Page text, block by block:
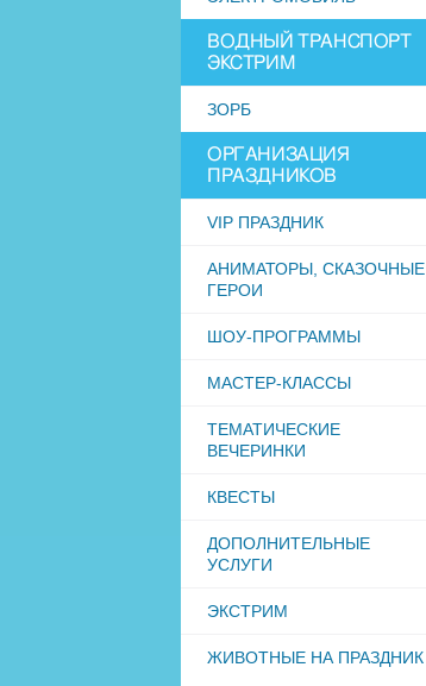
ВОДНЫЙ ТРАНСПОРТ
ЭКСТРИМ
ЗОРБ
ОРГАНИЗАЦИЯ
ПРАЗДНИКОВ
VIP ПРАЗДНИК
АНИМАТОРЫ, СКАЗОЧНЫЕ
ГЕРОИ
ШОУ-ПРОГРАММЫ
МАСТЕР-КЛАССЫ
ТЕМАТИЧЕСКИЕ
ВЕЧЕРИНКИ
КВЕСТЫ
ДОПОЛНИТЕЛЬНЫЕ
УСЛУГИ
ЭКСТРИМ
ЖИВОТНЫЕ НА ПРАЗДНИК